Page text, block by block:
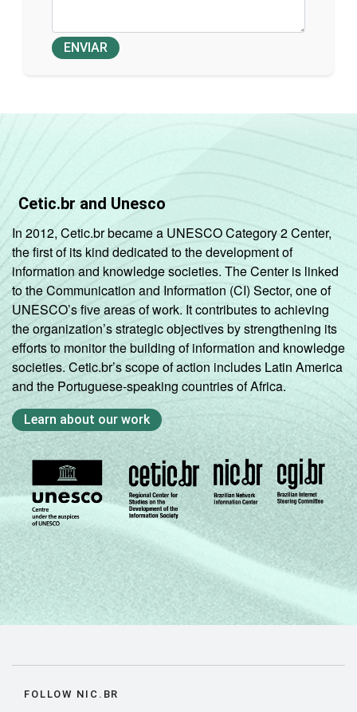
ENVIAR
Cetic.br and Unesco
In 2012, Cetic.br became a UNESCO Category 2 Center,
the first of its kind dedicated to the development of
information and knowledge societies. The Center is linked
to the Communication and Information (CI) Sector, one of
UNESCO’s five areas of work. It contributes to achieving
the organization’s strategic objectives by strengthening its
efforts to monitor the building of information and knowledge
societies. Cetic.br’s scope of action includes Latin America
and the Portuguese-speaking countries of Africa.
Learn about our work
FOLLOW NIC.BR